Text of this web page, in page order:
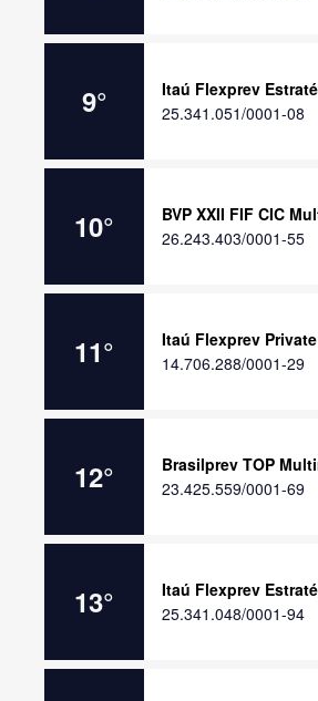
9°
Itaú Flexprev
25.341.051/0001-08
10°
BVP XXII FIF CIC
26.243.403/0001-55
11°
Itaú Flexprev
14.706.288/0001-29
12°
Brasilprev TOP
23.425.559/0001-69
13°
Itaú Flexprev
25.341.048/0001-94